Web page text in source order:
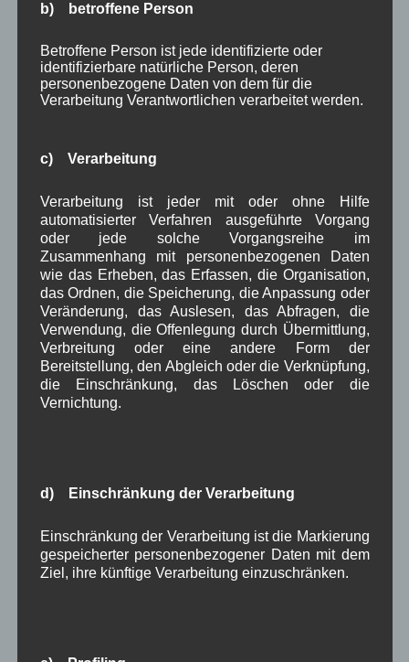
August 2025(2)
Juni 2025(7)
Mai 2025(3)
April 2025(8)
März 2025(5)
Dezember 2024(7)
Oktober 2024(10)
September 2024(8)
August 2024(2)
Juli 2024(9)
Juni 2024(4)
Mai 2024(4)
April 2024(5)
März 2024(4)
Februar 2024(4)
Januar 2024(5)
Dezember 2023(8)
Juli 2023(8)
Mai 2023(8)
April 2023(10)
März 2023(5)
b) betroffene Person
Betroffene Person ist jede identifizierte oder
identifizierbare natürliche Person, deren
personenbezogene Daten von dem für die
Verarbeitung Verantwortlichen verarbeitet werden.
c) Verarbeitung
Verarbeitung ist jeder mit oder ohne Hilfe
automatisierter Verfahren ausgeführte Vorgang
oder jede solche Vorgangsreihe im
Zusammenhang mit personenbezogenen Daten
wie das Erheben, das Erfassen, die Organisation,
das Ordnen, die Speicherung, die Anpassung oder
Veränderung, das Auslesen, das Abfragen, die
Verwendung, die Offenlegung durch Übermittlung,
Verbreitung oder eine andere Form der
Bereitstellung, den Abgleich oder die Verknüpfung,
die Einschränkung, das Löschen oder die
Vernichtung.
d) Einschränkung der Verarbeitung
Einschränkung der Verarbeitung ist die Markierung
gespeicherter personenbezogener Daten mit dem
Ziel, ihre künftige Verarbeitung einzuschränken.